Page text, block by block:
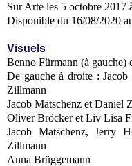
Sur Arte les 5 octobre 2017
Disponible du 16/08/2020
Visuels
Benno Fürmann (à
De gauche à droite :
Zillmann
Jacob Matschenz et Daniel
Oliver Bröcker et Liv Lisa
Jacob Matschenz, Jerry
Zillmann
Anna Brüggemann